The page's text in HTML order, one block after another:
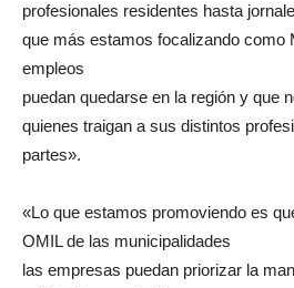
profesionales residentes hasta
que más estamos focalizando como
empleos
puedan quedarse en la región y que
quienes traigan a sus distintos
partes».
«Lo que estamos promoviendo es
OMIL de las municipalidades
las empresas puedan priorizar la